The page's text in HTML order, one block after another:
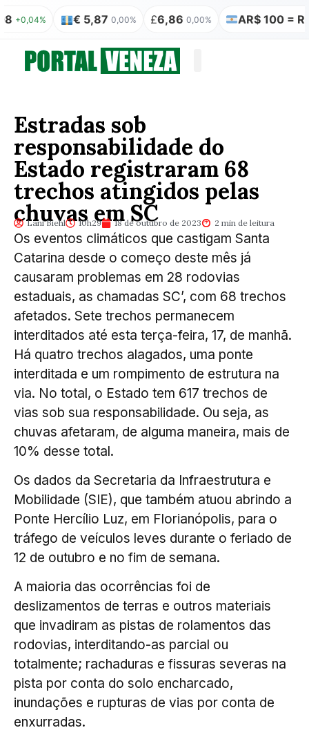
€ 5,87 0,00% £6,86 0,00% AR$ 100 = R$
Estradas sob
responsabilidade do
Estado registraram 68
trechos atingidos pelas
chuvas em SC
Lani Biehl 10h29 18 de outubro de 2023 2 min de leitura
Os eventos climáticos que castigam Santa
Catarina desde o começo deste mês já
causaram problemas em 28 rodovias
estaduais, as chamadas SC’, com 68 trechos
afetados. Sete trechos permanecem
interditados até esta terça-feira, 17, de manhã.
Há quatro trechos alagados, uma ponte
interditada e um rompimento de estrutura na
via. No total, o Estado tem 617 trechos de
vias sob sua responsabilidade. Ou seja, as
chuvas afetaram, de alguma maneira, mais de
10% desse total.
Os dados da Secretaria da Infraestrutura e
Mobilidade (SIE), que também atuou abrindo a
Ponte Hercílio Luz, em Florianópolis, para o
tráfego de veículos leves durante o feriado de
12 de outubro e no fim de semana.
A maioria das ocorrências foi de
deslizamentos de terras e outros materiais
que invadiram as pistas de rolamentos das
rodovias, interditando-as parcial ou
totalmente; rachaduras e fissuras severas na
pista por conta do solo encharcado,
inundações e rupturas de vias por conta de
enxurradas.